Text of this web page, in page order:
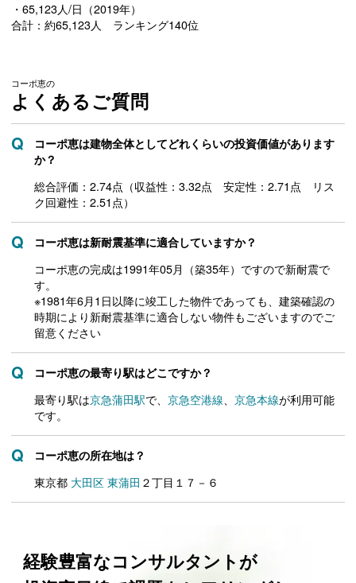
・65,123人/日（2019年）
合計：約65,123人 ランキング140位
コーポ恵の
よくあるご質問
コーポ恵は建物全体としてどれくらいの投資価値があります
か？
総合評価：2.74点（収益性：3.32点 安定性：2.71点 リス
ク回避性：2.51点）
コーポ恵は新耐震基準に適合していますか？
コーポ恵の完成は1991年05月（築35年）ですので新耐震で
す。
※1981年6月1日以降に竣工した物件であっても、建築確認の
時期により新耐震基準に適合しない物件もございますのでご
留意ください
コーポ恵の最寄り駅はどこですか？
最寄り駅は京急蒲田駅で、 京急空港線、 京急本線が利用可能
です。
コーポ恵の所在地は？
東京都 大田区 東蒲田 ２丁目１７－６
経験豊富なコンサルタントが